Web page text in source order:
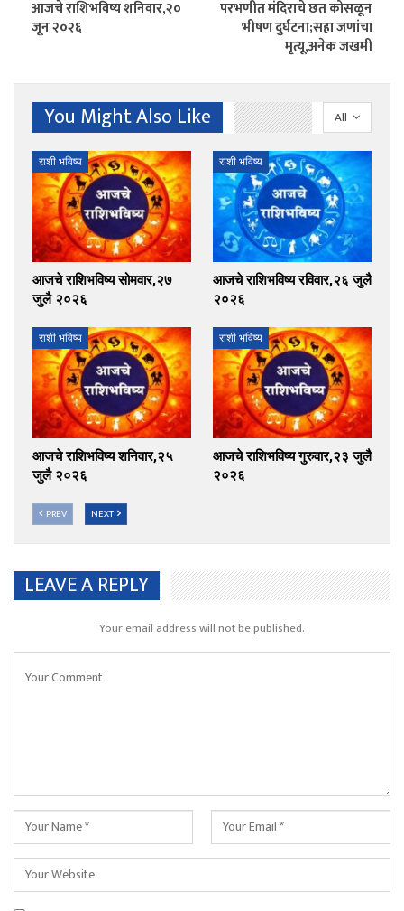
आजचे राशिभविष्य शनिवार,२०
जून २०२६
परभणीत मंदिराचे छत कोसळून
भीषण दुर्घटना;सहा जणांचा
मृत्यू,अनेक जखमी
All
You Might Also Like
राशी भविष्य
आजचे राशिभविष्य सोमवार,२७
जुलै २०२६
राशी भविष्य
आजचे राशिभविष्य रविवार,२६ जुलै
२०२६
राशी भविष्य
आजचे राशिभविष्य शनिवार,२५
जुलै २०२६
राशी भविष्य
आजचे राशिभविष्य गुरुवार,२३ जुलै
२०२६
PREV NEXT
LEAVE A REPLY
Your email address will not be published.